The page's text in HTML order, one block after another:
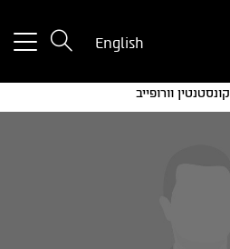
English
קונסטנטין וורופייב